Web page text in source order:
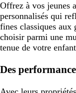
Offrez à vos jeunes
personnalisés qui
fines classiques aux
choisir parmi une
tenue de votre
Des